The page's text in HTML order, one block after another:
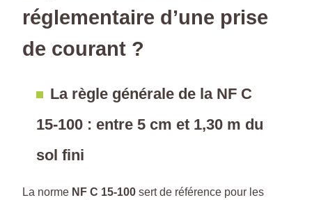
réglementaire d’une prise
de courant ?
La règle générale de la NF C
15-100 : entre 5 cm et 1,30 m du
sol fini
La norme NF C 15-100 sert de référence pour les